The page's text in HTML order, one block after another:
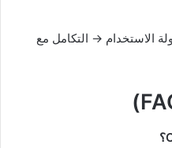
الاستخدام → التكامل مع